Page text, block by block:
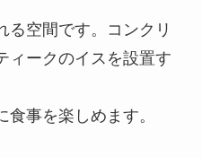
る空間です。コンクリ
ィークのイスを設置す
事を楽しめます。